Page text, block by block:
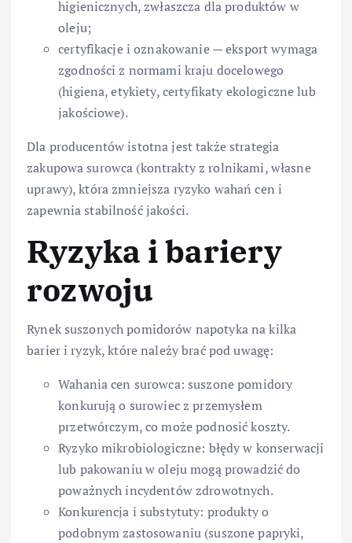
higienicznych, zwłaszcza dla produktów w
oleju;
certyfikacje i oznakowanie — eksport wymaga
zgodności z normami kraju docelowego
(higiena, etykiety, certyfikaty ekologiczne lub
jakościowe).
Dla producentów istotna jest także strategia
zakupowa surowca (kontrakty z rolnikami, własne
uprawy), która zmniejsza ryzyko wahań cen i
zapewnia stabilność jakości.
Ryzyka i bariery
rozwoju
Rynek suszonych pomidorów napotyka na kilka
barier i ryzyk, które należy brać pod uwagę:
Wahania cen surowca: suszone pomidory
konkurują o surowiec z przemysłem
przetwórczym, co może podnosić koszty.
Ryzyko mikrobiologiczne: błędy w konserwacji
lub pakowaniu w oleju mogą prowadzić do
poważnych incydentów zdrowotnych.
Konkurencja i substytuty: produkty o
podobnym zastosowaniu (suszone papryki,